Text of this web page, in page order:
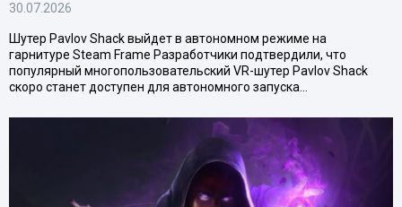
30.07.2026
Шутер Pavlov Shack выйдет в автономном режиме на
гарнитуре Steam Frame Разработчики подтвердили, что
популярный многопользовательский VR-шутер Pavlov Shack
скоро станет доступен для автономного запуска…